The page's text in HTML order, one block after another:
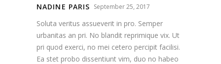
NADINE PARIS September 25, 2017
Soluta veritus assueverit in pro. Semper
urbanitas an pri. No blandit reprimique vix. Ut
pri quod exerci, no mei cetero percipit facilisi.
Ea stet probo dissentiunt vim, duo no habeo